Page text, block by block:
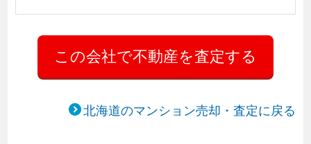
北海道のマンション売却・査定に戻る